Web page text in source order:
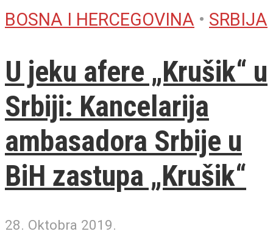
BOSNA I HERCEGOVINA • SRBIJA
U jeku afere „Krušik“ u
Srbiji: Kancelarija
ambasadora Srbije u
BiH zastupa „Krušik“
28. Oktobra 2019.